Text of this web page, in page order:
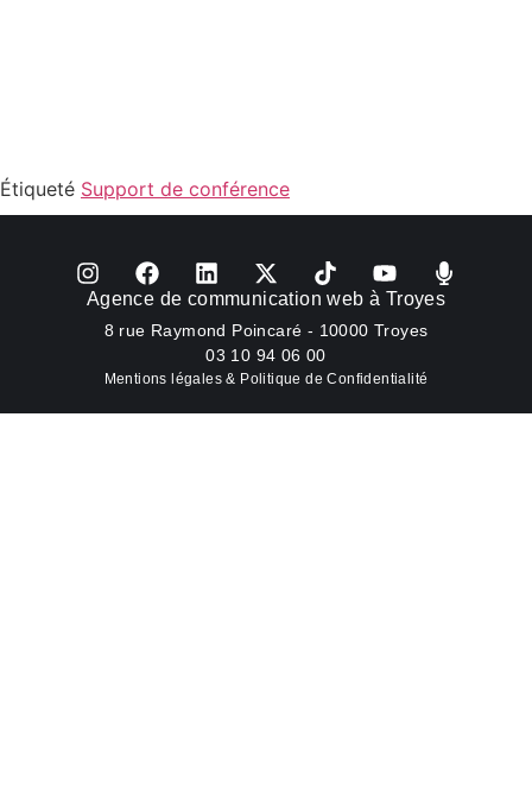
Étiqueté Support de conférence
Agence de communication web à Troyes
8 rue Raymond Poincaré - 10000 Troyes
03 10 94 06 00
Mentions légales & Politique de Confidentialité